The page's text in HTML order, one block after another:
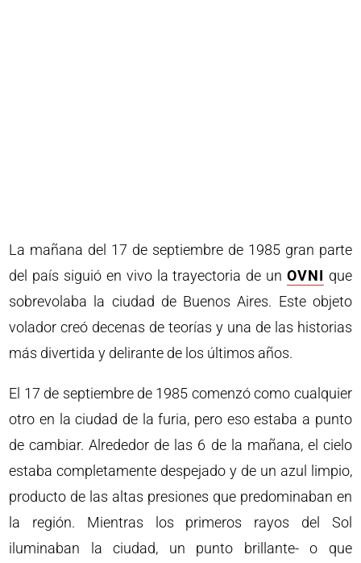
La mañana del 17 de septiembre de 1985 gran parte
del país siguió en vivo la trayectoria de un OVNI que
sobrevolaba la ciudad de Buenos Aires. Este objeto
volador creó decenas de teorías y una de las historias
más divertida y delirante de los últimos años.
El 17 de septiembre de 1985 comenzó como cualquier
otro en la ciudad de la furia, pero eso estaba a punto
de cambiar. Alrededor de las 6 de la mañana, el cielo
estaba completamente despejado y de un azul limpio,
producto de las altas presiones que predominaban en
la región. Mientras los primeros rayos del Sol
iluminaban la ciudad, un punto brillante- o que